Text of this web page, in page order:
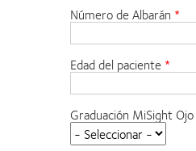
Número de Albarán
Edad del paciente
Graduación MiSight